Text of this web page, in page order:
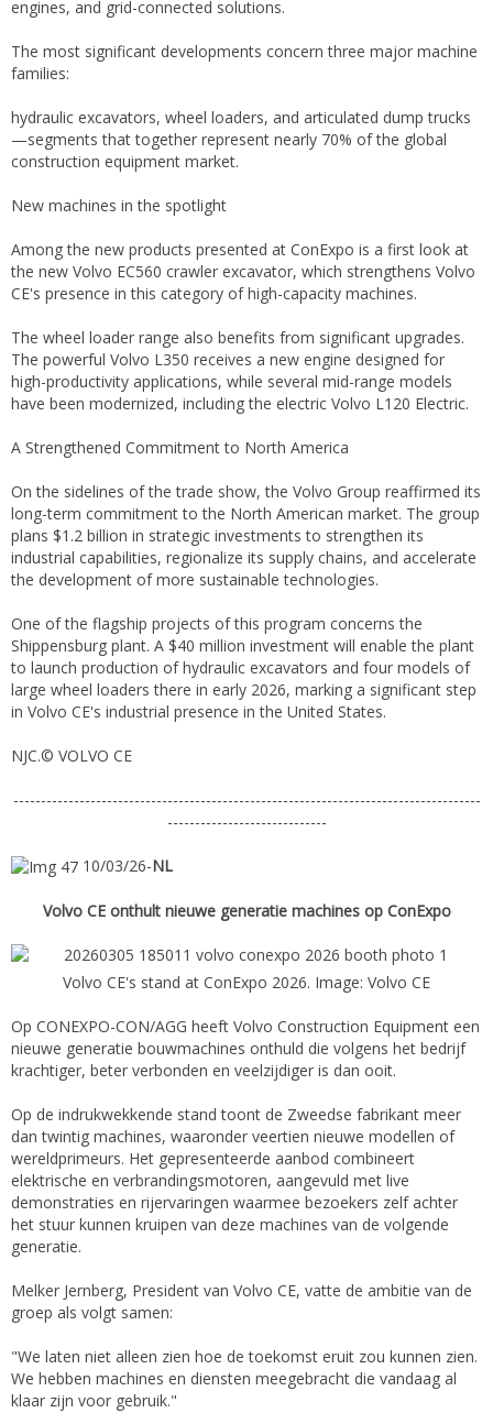
engines, and grid-connected solutions.
The most significant developments concern three major machine
families:
hydraulic excavators, wheel loaders, and articulated dump trucks
—segments that together represent nearly 70% of the global
construction equipment market.
New machines in the spotlight
Among the new products presented at ConExpo is a first look at
the new Volvo EC560 crawler excavator, which strengthens Volvo
CE's presence in this category of high-capacity machines.
The wheel loader range also benefits from significant upgrades.
The powerful Volvo L350 receives a new engine designed for
high-productivity applications, while several mid-range models
have been modernized, including the electric Volvo L120 Electric.
A Strengthened Commitment to North America
On the sidelines of the trade show, the Volvo Group reaffirmed its
long-term commitment to the North American market. The group
plans $1.2 billion in strategic investments to strengthen its
industrial capabilities, regionalize its supply chains, and accelerate
the development of more sustainable technologies.
One of the flagship projects of this program concerns the
Shippensburg plant. A $40 million investment will enable the plant
to launch production of hydraulic excavators and four models of
large wheel loaders there in early 2026, marking a significant step
in Volvo CE's industrial presence in the United States.
NJC.© VOLVO CE
-------------------------------------------------------------------------------------
-----------------------------
10/03/26-NL
Volvo CE onthult nieuwe generatie machines op ConExpo
Volvo CE's stand at ConExpo 2026. Image: Volvo CE
Op CONEXPO-CON/AGG heeft Volvo Construction Equipment een
nieuwe generatie bouwmachines onthuld die volgens het bedrijf
krachtiger, beter verbonden en veelzijdiger is dan ooit.
Op de indrukwekkende stand toont de Zweedse fabrikant meer
dan twintig machines, waaronder veertien nieuwe modellen of
wereldprimeurs. Het gepresenteerde aanbod combineert
elektrische en verbrandingsmotoren, aangevuld met live
demonstraties en rijervaringen waarmee bezoekers zelf achter
het stuur kunnen kruipen van deze machines van de volgende
generatie.
Melker Jernberg, President van Volvo CE, vatte de ambitie van de
groep als volgt samen:
"We laten niet alleen zien hoe de toekomst eruit zou kunnen zien.
We hebben machines en diensten meegebracht die vandaag al
klaar zijn voor gebruik."